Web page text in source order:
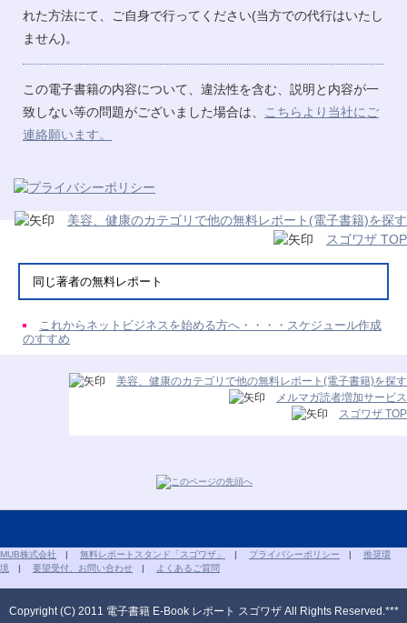
れた方法にて、ご自身で行ってください(当方での代行はいたし
ません)。
この電子書籍の内容について、違法性を含む、説明と内容が一
致しない等の問題がございました場合は、
こちらより当社にご
連絡願います。
美容、健康のカテゴリで他の無料レポート(電子書籍)を探す
スゴワザ TOP
同じ著者の無料レポート
これからネットビジネスを始める方へ・・・・スケジュール作成
のすすめ
美容、健康のカテゴリで他の無料レポート(電子書籍)を探す
メルマガ読者増加サービス
スゴワザ TOP
MUB株式会社 | 無料レポートスタンド「スゴワザ」 | プライバシーポリシー | 推奨環
境 | 要望受付、お問い合わせ | よくあるご質問
Copyright (C) 2011 電子書籍 E-Book レポート スゴワザ All Rights Reserved.***